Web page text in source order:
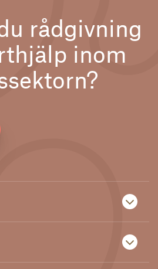
rådgivning
inom